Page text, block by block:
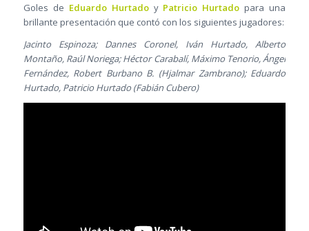
Goles de Eduardo Hurtadoy Patricio Hurtado para una
brillante presentación que contó con los siguientes jugadores:
Jacinto Espinoza; Dannes Coronel, Iván Hurtado, Alberto
Montaño, Raúl Noriega; Héctor Carabalí, Máximo Tenorio, Ángel
Fernández, Robert Burbano B. (Hjalmar Zambrano); Eduardo
Hurtado, Patricio Hurtado (Fabián Cubero)